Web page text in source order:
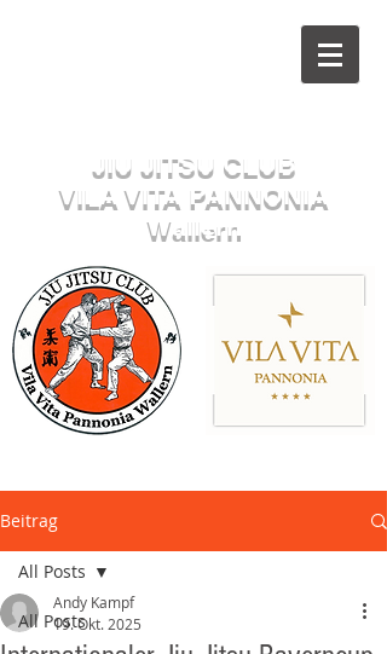
JIU JITSU CLUB
VILA VITA PANNONIA
Wallern
Beitrag
All Posts
All Posts
Andy Kampf
19. Okt. 2025